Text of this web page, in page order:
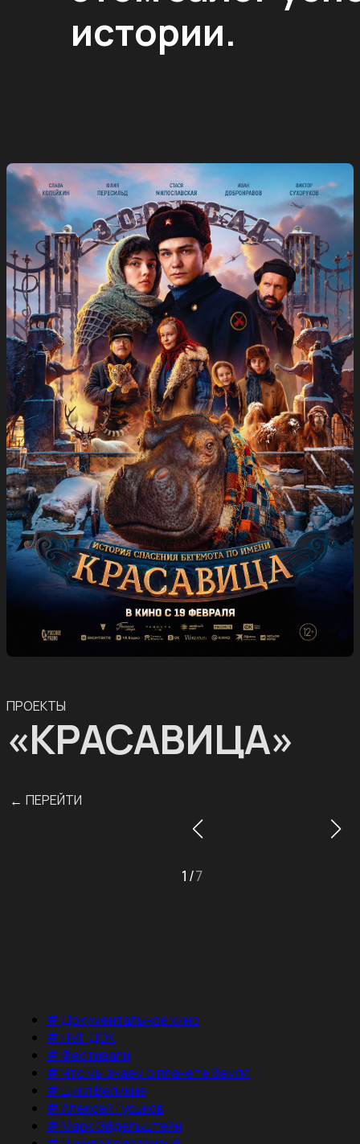
истории.
ПРОЕКТЫ
«КРАСАВИЦА»
← ПЕРЕЙТИ
1 /7
#Документальное кино
#НМГ ДОК
#Фестивали
#Что мы знаем о планете Земля
#Цикл Великие
#Алексей Гуськов
#Марк Эйдельштейн